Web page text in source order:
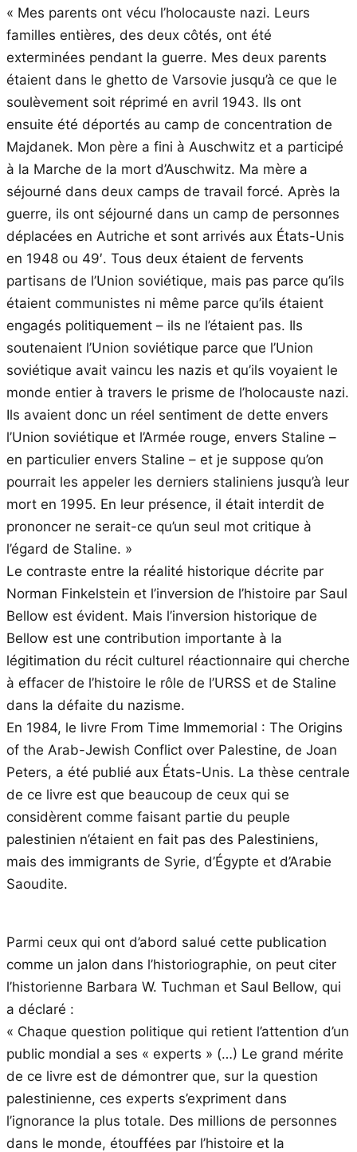
« Mes parents ont vécu l’holocauste nazi. Leurs
familles entières, des deux côtés, ont été
exterminées pendant la guerre. Mes deux parents
étaient dans le ghetto de Varsovie jusqu’à ce que le
soulèvement soit réprimé en avril 1943. Ils ont
ensuite été déportés au camp de concentration de
Majdanek. Mon père a fini à Auschwitz et a participé
à la Marche de la mort d’Auschwitz. Ma mère a
séjourné dans deux camps de travail forcé. Après la
guerre, ils ont séjourné dans un camp de personnes
déplacées en Autriche et sont arrivés aux États-Unis
en 1948 ou 49′. Tous deux étaient de fervents
partisans de l’Union soviétique, mais pas parce qu’ils
étaient communistes ni même parce qu’ils étaient
engagés politiquement – ils ne l’étaient pas. Ils
soutenaient l’Union soviétique parce que l’Union
soviétique avait vaincu les nazis et qu’ils voyaient le
monde entier à travers le prisme de l’holocauste nazi.
Ils avaient donc un réel sentiment de dette envers
l’Union soviétique et l’Armée rouge, envers Staline –
en particulier envers Staline – et je suppose qu’on
pourrait les appeler les derniers staliniens jusqu’à leur
mort en 1995. En leur présence, il était interdit de
prononcer ne serait-ce qu’un seul mot critique à
l’égard de Staline. »
Le contraste entre la réalité historique décrite par
Norman Finkelstein et l’inversion de l’histoire par Saul
Bellow est évident. Mais l’inversion historique de
Bellow est une contribution importante à la
légitimation du récit culturel réactionnaire qui cherche
à effacer de l’histoire le rôle de l’URSS et de Staline
dans la défaite du nazisme.
En 1984, le livre From Time Immemorial : The Origins
of the Arab-Jewish Conflict over Palestine, de Joan
Peters, a été publié aux États-Unis. La thèse centrale
de ce livre est que beaucoup de ceux qui se
considèrent comme faisant partie du peuple
palestinien n’étaient en fait pas des Palestiniens,
mais des immigrants de Syrie, d’Égypte et d’Arabie
Saoudite.
Parmi ceux qui ont d’abord salué cette publication
comme un jalon dans l’historiographie, on peut citer
l’historienne Barbara W. Tuchman et Saul Bellow, qui
a déclaré :
« Chaque question politique qui retient l’attention d’un
public mondial a ses « experts » (…) Le grand mérite
de ce livre est de démontrer que, sur la question
palestinienne, ces experts s’expriment dans
l’ignorance la plus totale. Des millions de personnes
dans le monde, étouffées par l’histoire et la